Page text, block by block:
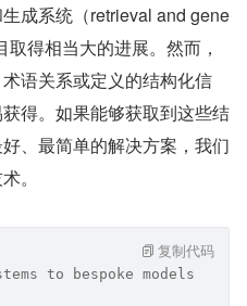
成系统（retrieval and gene
得相当大的进展。然而，
语关系或定义的结构化信
得。如果能够获取到这些结
、最简单的解决方案，我们
。
to bespoke models
复制代码